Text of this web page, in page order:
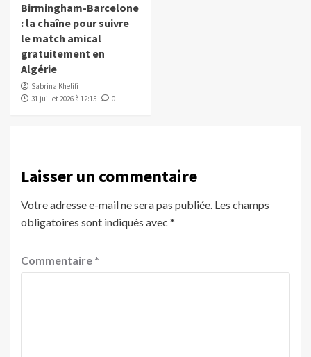
Birmingham-Barcelone
: la chaîne pour suivre
le match amical
gratuitement en
Algérie
Sabrina Khelifi
31 juillet 2026 à 12:15
0
Laisser un commentaire
Votre adresse e-mail ne sera pas publiée. Les champs
obligatoires sont indiqués avec *
Commentaire *